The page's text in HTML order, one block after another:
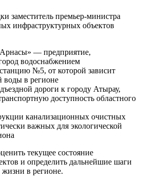
заместитель премьер-министра
инфраструктурных объектов
— предприятие,
водоснабжением
№5, от которой зависит
воды в регионе
дороги к городу Атырау,
доступность областного
канализационных очистных
важных для экологической
текущее состояние
и определить дальнейшие шаги
в регионе.